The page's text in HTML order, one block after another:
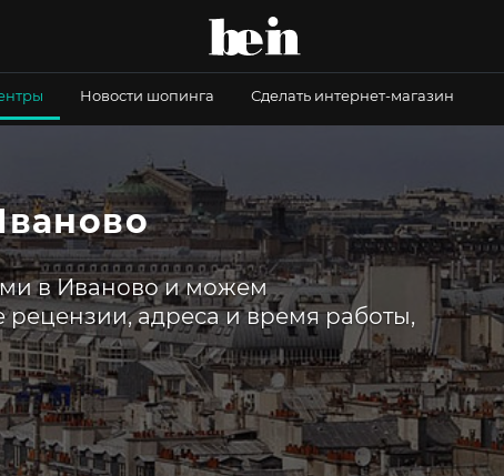
Новости шопинга Сделать интернет-магазин
в Иваново и можем
адреса и время работы,